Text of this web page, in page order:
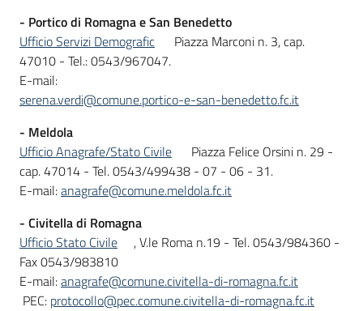
- Portico di Romagna e San Benedetto
Ufficio Servizi Demografic
Piazza Marconi n. 3, cap.
47010 - Tel.: 0543/967047.
E-mail:
serena.verdi@comune.portico-e-san-benedetto.fc.it
- Meldola
Ufficio Anagrafe/Stato Civile
Piazza Felice Orsini n. 29 -
cap. 47014 - Tel. 0543/499438 - 07 - 06 - 31.
E-mail:anagrafe@comune.meldola.fc.it
- Civitella di Romagna
Ufficio Stato Civile
, V.le Roma n.19 - Tel. 0543/984360 -
Fax 0543/983810
E-mail:anagrafe@comune.civitella-di-romagna.fc.it
PEC: protocollo@pec.comune.civitella-di-romagna.fc.it